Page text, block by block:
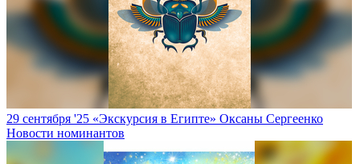
29 сентября '25 «Экскурсия в Египте» Оксаны Сергеенко
Новости номинантов